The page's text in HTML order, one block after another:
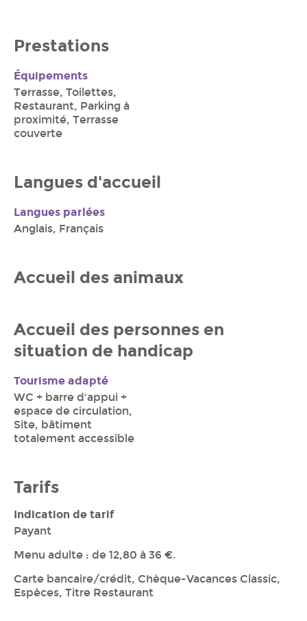
Prestations
Équipements
Terrasse, Toilettes,
Restaurant, Parking à
proximité, Terrasse
couverte
Langues d'accueil
Langues parlées
Anglais, Français
Accueil des animaux
Accueil des personnes en
situation de handicap
Tourisme adapté
WC + barre d'appui +
espace de circulation,
Site, bâtiment
totalement accessible
Tarifs
Indication de tarif
Payant
Menu adulte : de 12,80 à 36 €.
Carte bancaire/crédit, Chèque-Vacances Classic,
Espèces, Titre Restaurant